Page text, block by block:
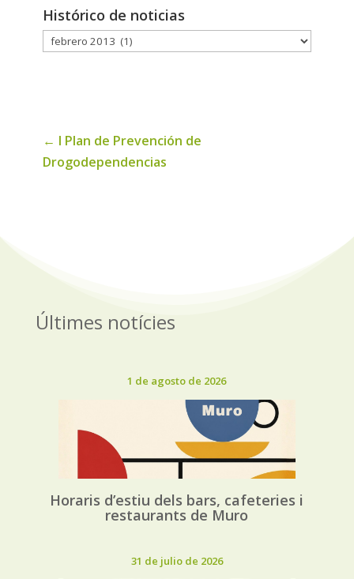
Histórico de noticias
Histórico
← I Plan de Prevención de
Drogodependencias
Últimes notícies
1 de agosto de 2026
Horaris d’estiu dels bars, cafeteries i
restaurants de Muro
31 de julio de 2026